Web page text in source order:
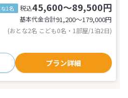
1名 税込45,600～89,500円
基本代金合計91,200〜179,000円
(おとな2名 こども0名・1部屋/1泊2日)
プラン詳細